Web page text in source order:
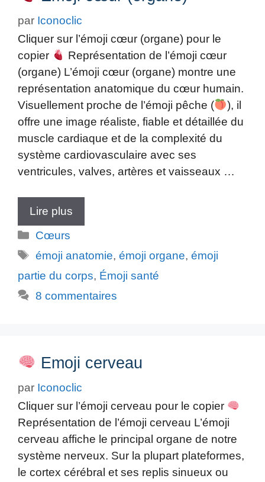
par Iconoclic
Cliquer sur l’émoji cœur (organe) pour le
copier
Représentation de l’émoji cœur
(organe) L’émoji cœur (organe) montre une
représentation anatomique du cœur humain.
Visuellement proche de l’émoji pêche (
), il
offre une image réaliste, fiable et détaillée du
muscle cardiaque et de la complexité du
système cardiovasculaire avec ses
ventricules, valves, artères et vaisseaux …
Lire plus
Catégories
Cœurs
Étiquettes
émoji anatomie,émoji organe,émoji
partie du corps, Émoji santé
8 commentaires
Emoji cerveau
par Iconoclic
Cliquer sur l’émoji cerveau pour le copier
Représentation de l’émoji cerveau L’émoji
cerveau affiche le principal organe de notre
système nerveux. Sur la plupart plateformes,
le cortex cérébral et ses replis sinueux ou